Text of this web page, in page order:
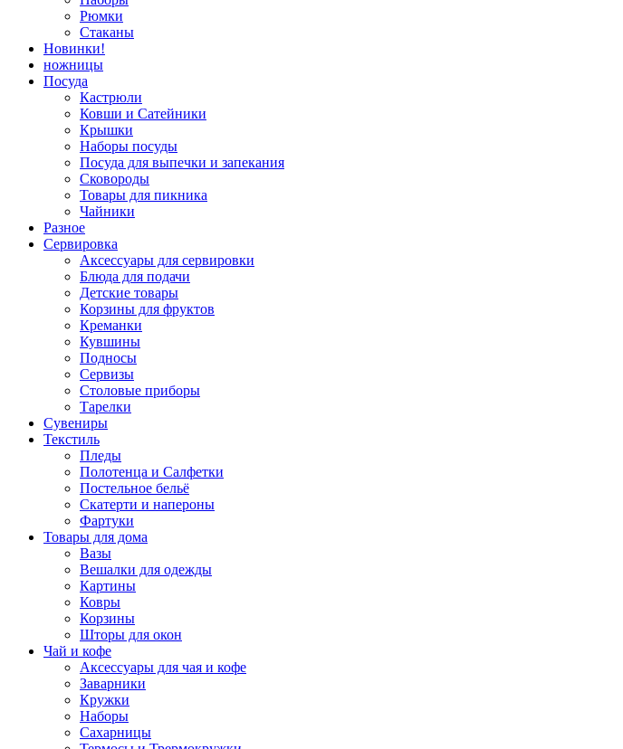
Рюмки
Стаканы
Новинки!
ножницы
Посуда
Кастрюли
Ковши и Сатейники
Крышки
Наборы посуды
Посуда для выпечки и запекания
Сковороды
Товары для пикника
Чайники
Разное
Сервировка
Аксессуары для сервировки
Блюда для подачи
Детские товары
Корзины для фруктов
Креманки
Кувшины
Подносы
Сервизы
Столовые приборы
Тарелки
Сувениры
Текстиль
Пледы
Полотенца и Салфетки
Постельное бельё
Скатерти и напероны
Фартуки
Товары для дома
Вазы
Вешалки для одежды
Картины
Ковры
Корзины
Шторы для окон
Чай и кофе
Аксессуары для чая и кофе
Заварники
Кружки
Наборы
Сахарницы